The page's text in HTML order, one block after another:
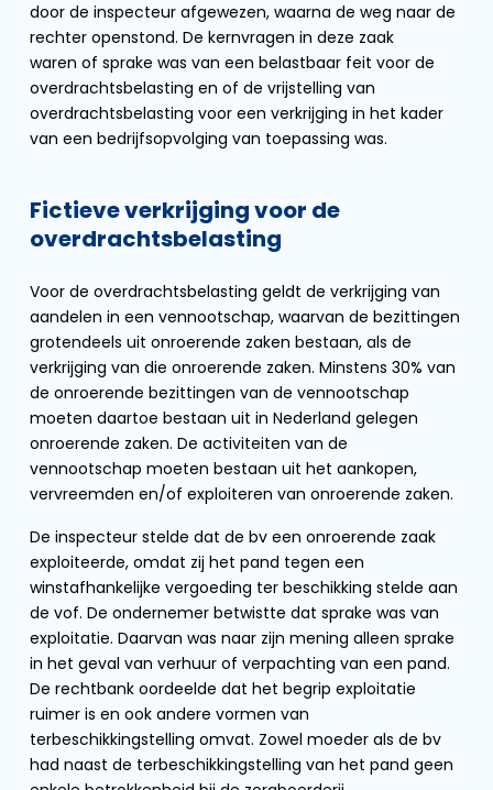
door de inspecteur afgewezen, waarna de weg naar de
rechter openstond. De kernvragen in deze zaak
waren of sprake was van een belastbaar feit voor de
overdrachtsbelasting en of de vrijstelling van
overdrachtsbelasting voor een verkrijging in het kader
van een bedrijfsopvolging van toepassing was.
Fictieve verkrijging voor de
overdrachtsbelasting
Voor de overdrachtsbelasting geldt de verkrijging van
aandelen in een vennootschap, waarvan de bezittingen
grotendeels uit onroerende zaken bestaan, als de
verkrijging van die onroerende zaken. Minstens 30% van
de onroerende bezittingen van de vennootschap
moeten daartoe bestaan uit in Nederland gelegen
onroerende zaken. De activiteiten van de
vennootschap moeten bestaan uit het aankopen,
vervreemden en/of exploiteren van onroerende zaken.
De inspecteur stelde dat de bv een onroerende zaak
exploiteerde, omdat zij het pand tegen een
winstafhankelijke vergoeding ter beschikking stelde aan
de vof. De ondernemer betwistte dat sprake was van
exploitatie. Daarvan was naar zijn mening alleen sprake
in het geval van verhuur of verpachting van een pand.
De rechtbank oordeelde dat het begrip exploitatie
ruimer is en ook andere vormen van
terbeschikkingstelling omvat. Zowel moeder als de bv
had naast de terbeschikkingstelling van het pand geen